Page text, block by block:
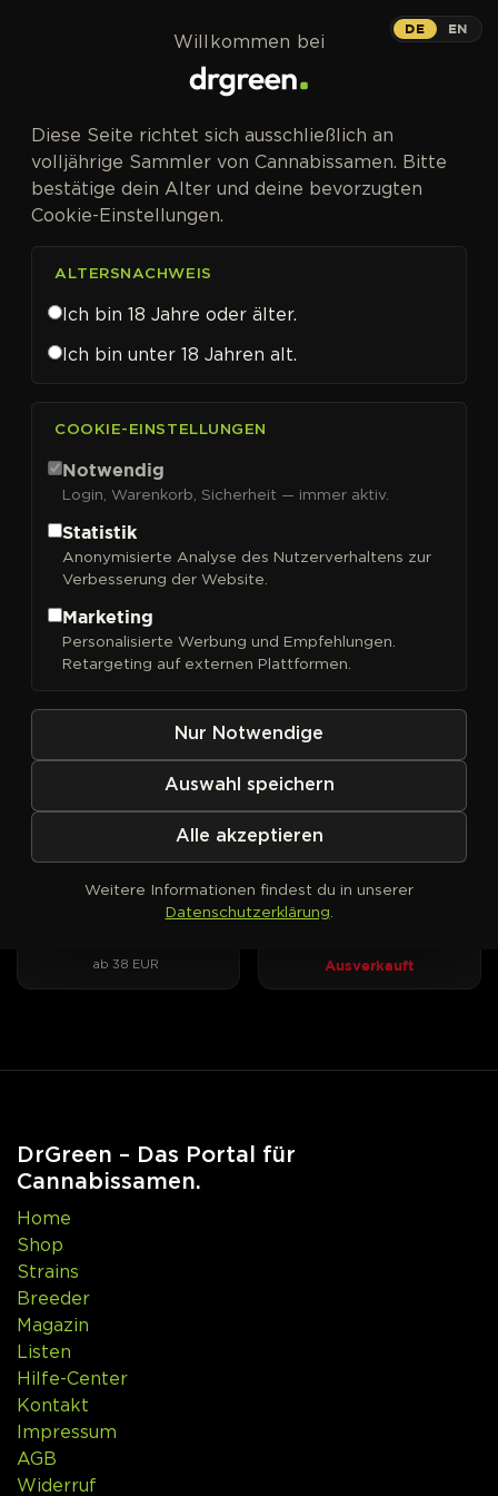
DNA Genetics
Sortieren nach
DNA Genetics
24K Gold
Mandarinenduft, drei
Phänotypen zur Wahl.
DNA Genetics
3Peat
Gewinner, ein DNA-Original.
Ausverkauft
Bakers Delight
Cookies trifft Sorbet – süßes
Aroma mit klarem Fokus.
ab 38 EUR
Bakers Delight Auto
Sorbet-Aroma und Cookie-
Optik im Autoflower-Format
Ausverkauft
DrGreen – Das Portal für
Cannabissamen.
Home
Shop
Strains
Breeder
Magazin
Listen
Hilfe-Center
Kontakt
Impressum
AGB
Widerruf
DE EN
Willkommen bei
Diese Seite richtet sich ausschließlich an
volljährige Sammler von Cannabissamen. Bitte
bestätige dein Alter und deine bevorzugten
Cookie-Einstellungen.
ALTERSNACHWEIS
Ich bin 18 Jahre oder älter.
Ich bin unter 18 Jahren alt.
COOKIE-EINSTELLUNGEN
Notwendig
Login, Warenkorb, Sicherheit — immer aktiv.
Statistik
Anonymisierte Analyse des Nutzerverhaltens zur
Verbesserung der Website.
Marketing
Personalisierte Werbung und Empfehlungen.
Retargeting auf externen Plattformen.
Nur Notwendige
Auswahl speichern
Alle akzeptieren
Weitere Informationen findest du in unserer
Datenschutzerklärung